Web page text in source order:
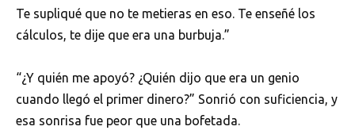
Te supliqué que no te metieras en eso. Te enseñé los
cálculos, te dije que era una burbuja.”
“¿Y quién me apoyó? ¿Quién dijo que era un genio
cuando llegó el primer dinero?” Sonrió con suficiencia, y
esa sonrisa fue peor que una bofetada.